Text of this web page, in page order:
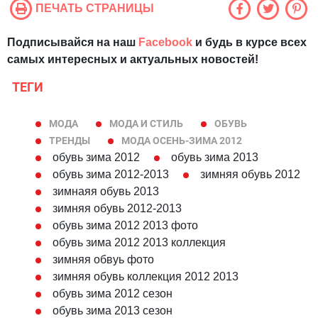
ПЕЧАТЬ СТРАНИЦЫ
Подписывайся на наш Facebook и будь в курсе всех
самых интересных и актуальных новостей!
ТЕГИ
МОДА МОДА И СТИЛЬ
ОБУВЬ
ТРЕНДЫ
МОДА ОСЕНЬ-ЗИМА 2012
обувь зима 2012
обувь зима 2013
обувь зима 2012-2013
зимняя обувь 2012
зимнаяя обувь 2013
зимняя обувь 2012-2013
обувь зима 2012 2013 фото
обувь зима 2012 2013 коллекция
зимняя обвуь фото
зимняя обувь коллекция 2012 2013
обувь зима 2012 сезон
обувь зима 2013 сезон